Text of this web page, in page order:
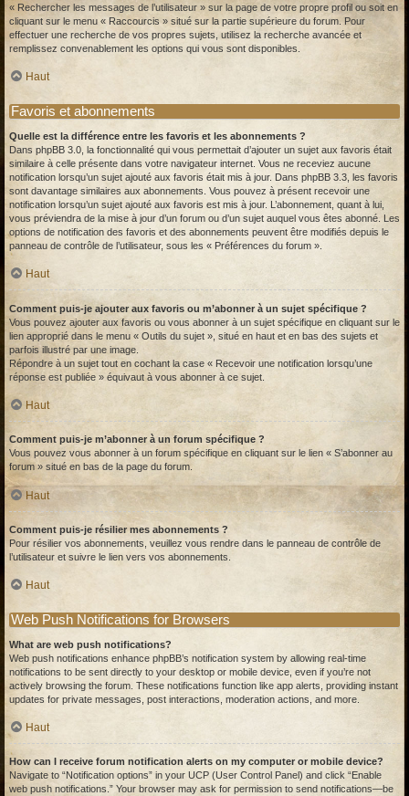
« Rechercher les messages de l’utilisateur » sur la page de votre propre profil ou soit en
cliquant sur le menu « Raccourcis » situé sur la partie supérieure du forum. Pour
effectuer une recherche de vos propres sujets, utilisez la recherche avancée et
remplissez convenablement les options qui vous sont disponibles.
Haut
Favoris et abonnements
Quelle est la différence entre les favoris et les abonnements ?
Dans phpBB 3.0, la fonctionnalité qui vous permettait d’ajouter un sujet aux favoris était
similaire à celle présente dans votre navigateur internet. Vous ne receviez aucune
notification lorsqu’un sujet ajouté aux favoris était mis à jour. Dans phpBB 3.3, les favoris
sont davantage similaires aux abonnements. Vous pouvez à présent recevoir une
notification lorsqu’un sujet ajouté aux favoris est mis à jour. L’abonnement, quant à lui,
vous préviendra de la mise à jour d’un forum ou d’un sujet auquel vous êtes abonné. Les
options de notification des favoris et des abonnements peuvent être modifiés depuis le
panneau de contrôle de l’utilisateur, sous les « Préférences du forum ».
Haut
Comment puis-je ajouter aux favoris ou m’abonner à un sujet spécifique ?
Vous pouvez ajouter aux favoris ou vous abonner à un sujet spécifique en cliquant sur le
lien approprié dans le menu « Outils du sujet », situé en haut et en bas des sujets et
parfois illustré par une image.
Répondre à un sujet tout en cochant la case « Recevoir une notification lorsqu’une
réponse est publiée » équivaut à vous abonner à ce sujet.
Haut
Comment puis-je m’abonner à un forum spécifique ?
Vous pouvez vous abonner à un forum spécifique en cliquant sur le lien « S’abonner au
forum » situé en bas de la page du forum.
Haut
Comment puis-je résilier mes abonnements ?
Pour résilier vos abonnements, veuillez vous rendre dans le panneau de contrôle de
l’utilisateur et suivre le lien vers vos abonnements.
Haut
Web Push Notifications for Browsers
What are web push notifications?
Web push notifications enhance phpBB’s notification system by allowing real-time
notifications to be sent directly to your desktop or mobile device, even if you’re not
actively browsing the forum. These notifications function like app alerts, providing instant
updates for private messages, post interactions, moderation actions, and more.
Haut
How can I receive forum notification alerts on my computer or mobile device?
Navigate to “Notification options” in your UCP (User Control Panel) and click “Enable
web push notifications.” Your browser may ask for permission to send notifications—be